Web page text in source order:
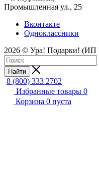
Промышленная ул., 25
Вконтакте
Одноклассники
2026 © Ура! Подарки! (ИП
Найти
8 (800) 333 2702
Избранные товары 0
Корзина 0 пуста